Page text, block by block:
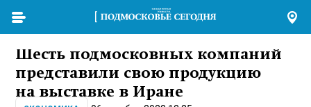
Шесть подмосковных компаний
представили свою продукцию
на выставке в Иране